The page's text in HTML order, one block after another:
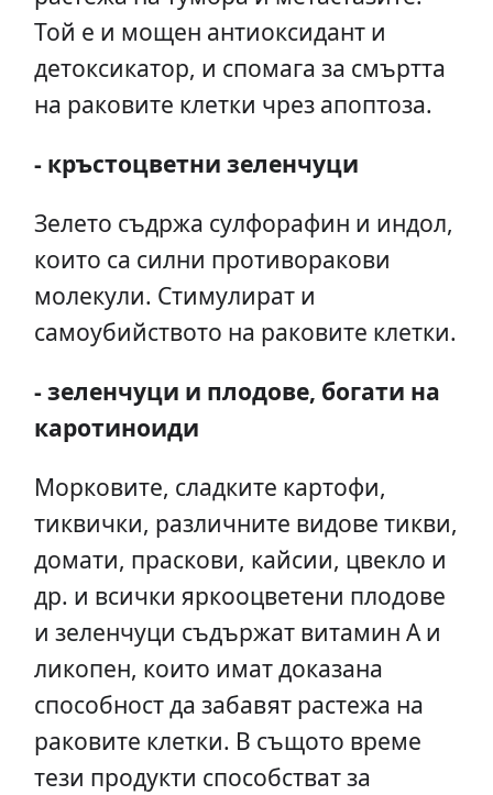
Той е и мощен антиоксидант и
детоксикатор, и спомага за смъртта
на раковите клетки чрез апоптоза.
- кръстоцветни зеленчуци
Зелето съдржа сулфорафин и индол,
които са силни противоракови
молекули. Стимулират и
самоубийството на раковите клетки.
- зеленчуци и плодове, богати на
каротиноиди
Морковите, сладките картофи,
тиквички, различните видове тикви,
домати, праскови, кайсии, цвекло и
др. и всички яркооцветени плодове
и зеленчуци съдържат витамин А и
ликопен, които имат доказана
способност да забавят растежа на
раковите клетки. В същото време
тези продукти способстват за